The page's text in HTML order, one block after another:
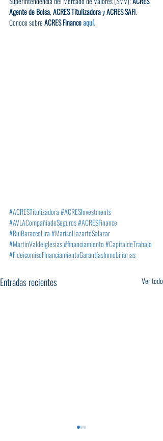
Agente de Bolsa, ACRES Titulizadora y ACRES SAFI.
Conoce sobre ACRES Finance aquí.
#ACRESTitulizadora#ACRESInvestments
#AVLACompañíadeSeguros#ACRESFinance
#RuiBaraccoLira#MarisolLazarteSalazar
#MartinValdeiglesias#financiamiento#CapitaldeTrabajo
#FideicomisoFinanciamientoGarantíasInmobiliarias
Entradas recientes Ver todo